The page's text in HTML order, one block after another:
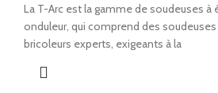
La T-Arc est la gamme de soudeuses à
onduleur, qui comprend des
bricoleurs experts, exigeants à la